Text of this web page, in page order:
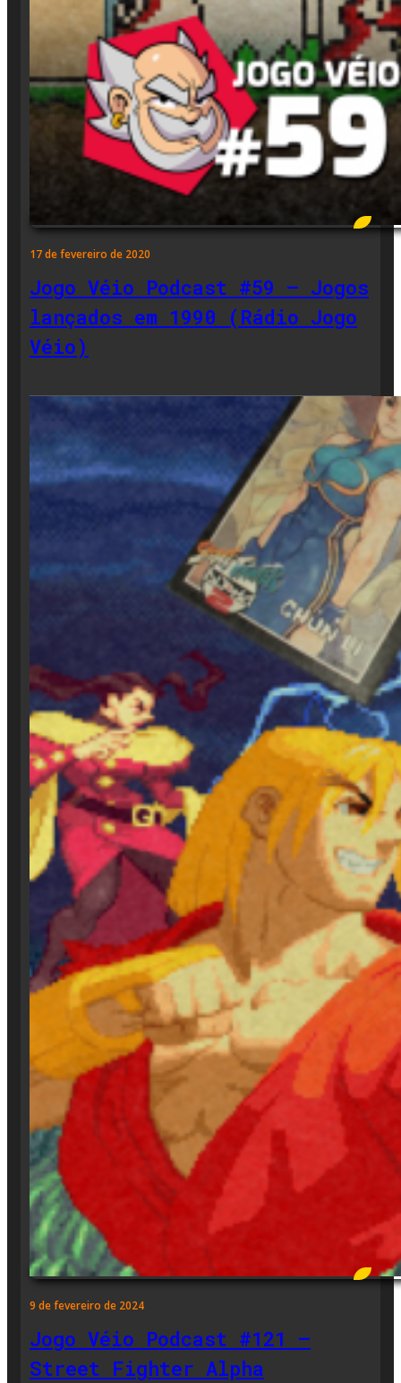
17 de fevereiro de 2020
Jogo Véio Podcast #59 – Jogos
lançados em 1990 (Rádio Jogo
Véio)
9 de fevereiro de 2024
Jogo Véio Podcast #121 –
Street Fighter Alpha